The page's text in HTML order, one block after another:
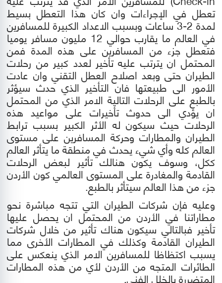
تعطل في الإجراءات وان كان هذا التعطل بسيط
لمدة 2-3 ساعات وبسبب الاعداد الكبيرة للمسافرين
في العالم ما يقارب حوالي 12 مليون مسافر يوميا
فتعطل جزء من المسافرين على هذه المدة فمن
المحتمل ان يترتب عليه تأخير لعدد كبير من رحلات
الطيران حتى وبعد اصلاح العطل التقني وان عادت
الأمور الى طبيعتها فان التأخير الذي حدث سيؤثر
بالطبع على الرحلات التالية الامر الذي من المحتمل
ان يؤدي الى حدوث تأخيرات على مواعيد هذه
الرحلات حيث سيكون له الأثر الكبير بسبب ترابط
الطيران والمطارات وحركة المسافرين على مستوى
العالم كله وأي شيء يحدث في منطقة ما يتأثر العالم
ككل، وسوف يكون هنالك تأثير لبعض الرحلات
القادمة والمغادرة على المستوى العالمي كون الأردن
جزء من هذا العالم سيتأثر بالطبع.
وعليه فإن شركات الطيران التي تتجه مباشرة نحو
مطاراتنا في الأردن من المحتمل ان يحصل عليها
تأخير فبالتالي سيكون هناك تأثير من خلال شركات
الطيران القادمة وكذلك في المطارات الأخرى مما
يسبب اكتظاظا للمسافرين الامر الذي ينعكس على
الطائرات المتجه من الأردن لأي من هذه المطارات
المتضررة بالخلل الفني.